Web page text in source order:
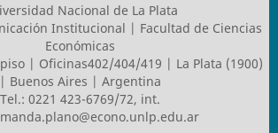
Nacional de La Plata
Institucional | Facultad de Ciencias
Económicas
| Oficinas402/404/419 | La Plata (1900)
| Buenos Aires | Argentina
Tel.: 0221 423-6769/72, int.